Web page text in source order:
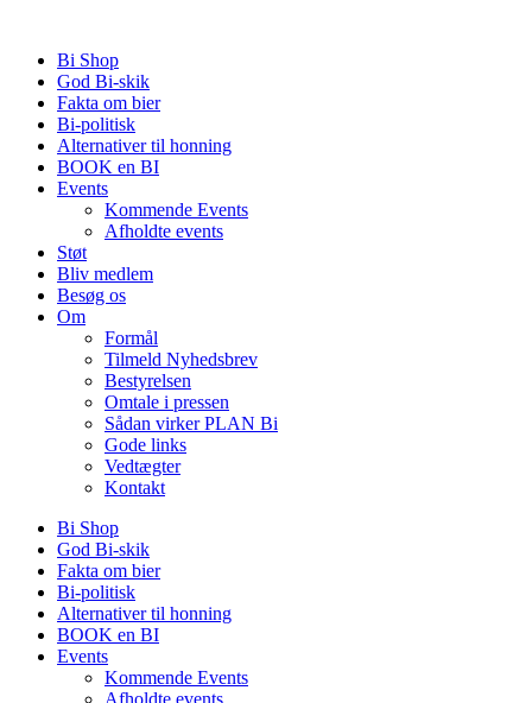
indholdBi Shop
God Bi-skik
Fakta om bier
Bi-politisk
Alternativer til honning
BOOK en BI
Events
Kommende Events
Afholdte events
Støt
Bliv medlem
Besøg os
Om
Formål
Tilmeld Nyhedsbrev
Bestyrelsen
Omtale i pressen
Sådan virker PLAN Bi
Gode links
Vedtægter
Kontakt
Bi Shop
God Bi-skik
Fakta om bier
Bi-politisk
Alternativer til honning
BOOK en BI
Events
Kommende Events
Afholdte events